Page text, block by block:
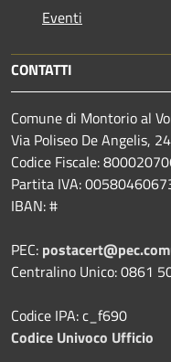
Eventi
CONTATTI
Comune di Montorio al
Via Poliseo De Angelis,
Codice Fiscale:
Partita IVA:
IBAN: #
PEC:
Centralino Unico: 0861
Codice IPA: c_f690
Codice Univoco Ufficio